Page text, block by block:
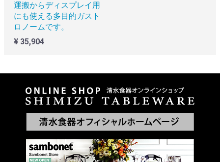
運搬からディスプレイ用
にも使える多目的ガスト
ロノームです。
¥ 35,904